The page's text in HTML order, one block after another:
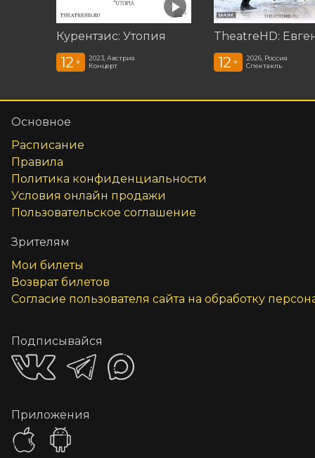
Курентзис: Утопия
12 +
2023, Австрия
Концерт
12 +
2026, Россия
Спектакль
Основное
Расписание
Правила
Политика конфиденциальности
Условия онлайн продажи
Пользовательское соглашение
Зрителям
Мои билеты
Возврат билетов
Согласие пользователя сайта на обработку
Подписывайся
Приложения